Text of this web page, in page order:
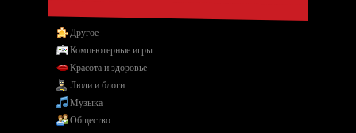
Другое
Компьютерные игры
Красота и здоровье
Люди и блоги
Музыка
Общество